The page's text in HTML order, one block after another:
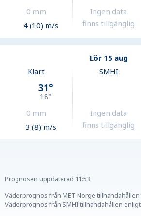
0 mm
4 (10) m/s
Ingen data
finns tillgänglig
Lör 15 aug
Klart
31°
18°
0 mm
3 (8) m/s
SMHI
Ingen data
finns tillgänglig
Prognosen uppdaterad 11:53
Väderprognos från MET Norge tillhandahållen
Väderprognos från SMHI tillhandahållen enligt